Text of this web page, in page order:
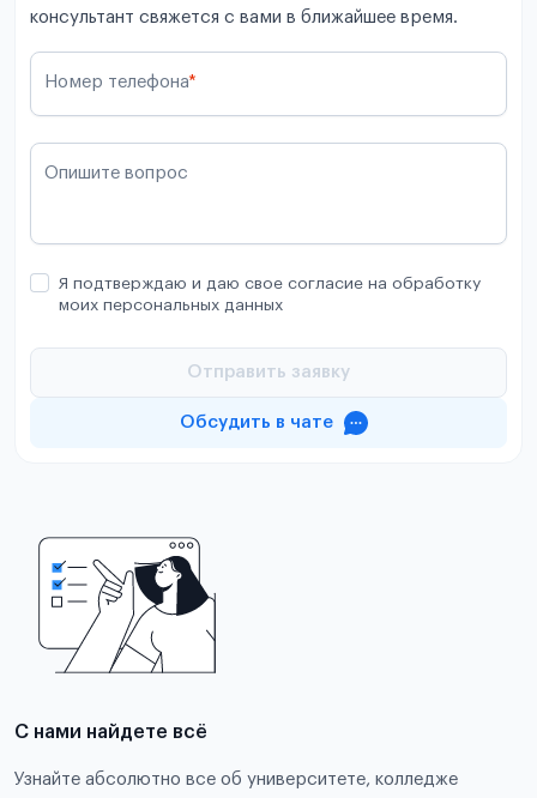
консультант свяжется с вами в ближайшее время.
Номер телефона*
Опишите вопрос
Я подтверждаю и даю свое согласие на обработку
моих персональных данных
Отправить заявку
Обсудить в чате
С нами найдете всё
Узнайте абсолютно все об университете, колледже